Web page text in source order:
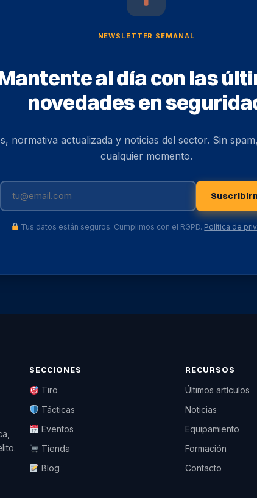
NEWSLETTER SEMANAL
al día con las
novedades en
normativa actualizada y noticias del sector. Sin
cualquier momento.
Tus datos están seguros. Cumplimos con el RGPD. Política de
SECCIONES
Tiro
Tácticas
Eventos
Tienda
Blog
RECURSOS
Últimos artículos
Noticias
Equipamiento
Formación
Contacto